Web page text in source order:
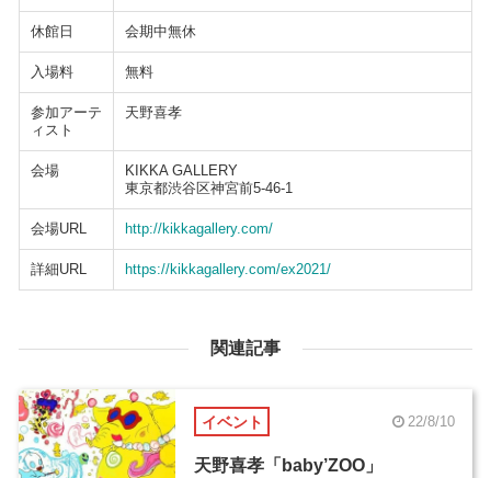
休館日 会期中無休
入場料 無料
参加アーテ
ィスト
天野喜孝
会場
KIKKA GALLERY
東京都渋谷区神宮前5-46-1
会場URL http://kikkagallery.com/
詳細URL https://kikkagallery.com/ex2021/
関連記事
イベント 22/8/10
天野喜孝「baby’ZOO」